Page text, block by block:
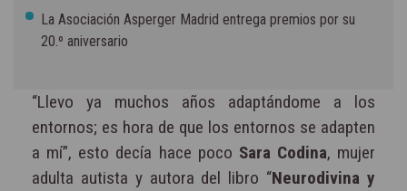
La Asociación Asperger Madrid entrega premios por su
20.º aniversario
“Llevo ya muchos años adaptándome a los
entornos; es hora de que los entornos se adapten
a mí”, esto decía hace poco Sara Codina, mujer
adulta autista y autora del libro “Neurodivina y